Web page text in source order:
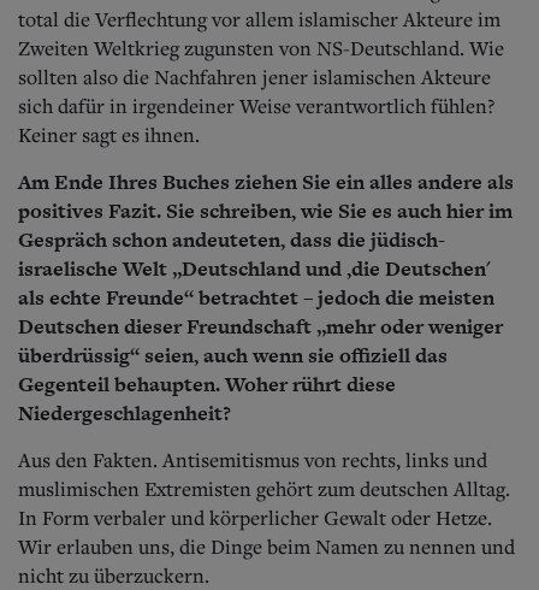
total die Verflechtung vor allem islamischer Akteure im
Zweiten Weltkrieg zugunsten von NS-Deutschland. Wie
sollten also die Nachfahren jener islamischen Akteure
sich dafür in irgendeiner Weise verantwortlich fühlen?
Keiner sagt es ihnen.
Am Ende Ihres Buches ziehen Sie ein alles andere als
positives Fazit. Sie schreiben, wie Sie es auch hier im
Gespräch schon andeuteten, dass die jüdisch-
israelische Welt „Deutschland und ,die Deutschen'
als echte Freunde“ betrachtet – jedoch die meisten
Deutschen dieser Freundschaft „mehr oder weniger
überdrüssig“ seien, auch wenn sie offiziell das
Gegenteil behaupten. Woher rührt diese
Niedergeschlagenheit?
Aus den Fakten. Antisemitismus von rechts, links und
muslimischen Extremisten gehört zum deutschen Alltag.
In Form verbaler und körperlicher Gewalt oder Hetze.
Wir erlauben uns, die Dinge beim Namen zu nennen und
nicht zu überzuckern.